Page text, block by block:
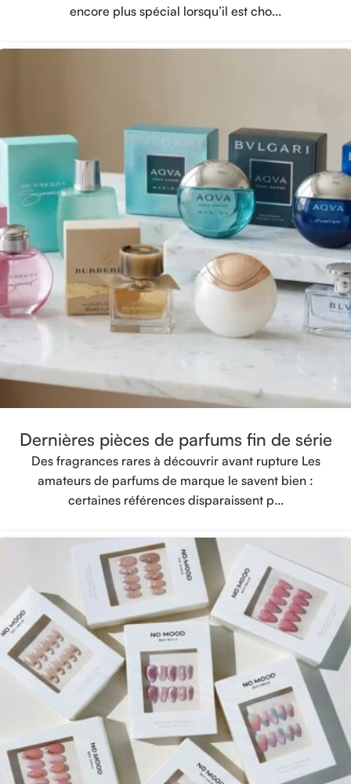
encore plus spécial lorsqu’il est cho...
Dernières pièces de parfums fin de série
Des fragrances rares à découvrir avant rupture Les
amateurs de parfums de marque le savent bien :
certaines références disparaissent p...